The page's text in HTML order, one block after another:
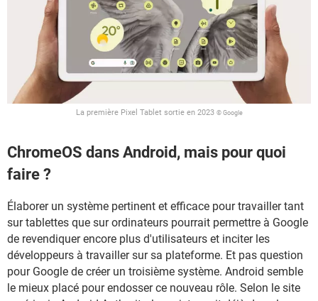
La première Pixel Tablet sortie en 2023 © Google
ChromeOS dans Android, mais pour quoi
faire ?
Élaborer un système pertinent et efficace pour travailler tant
sur tablettes que sur ordinateurs pourrait permettre à Google
de revendiquer encore plus d'utilisateurs et inciter les
développeurs à travailler sur sa plateforme. Et pas question
pour Google de créer un troisième système. Android semble
le mieux placé pour endosser ce nouveau rôle. Selon le site